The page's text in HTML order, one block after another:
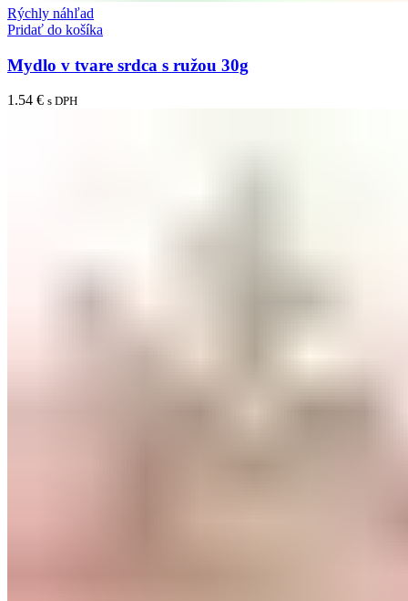
Rýchly náhľad
Pridať do košíka
Mydlo v tvare srdca s ružou 30g
1.54 € s DPH